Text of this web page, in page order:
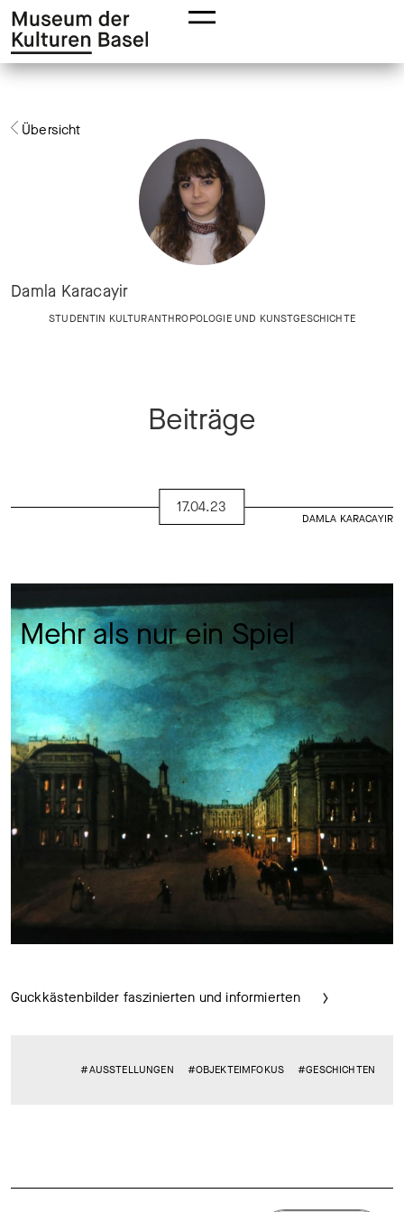
Zur
Hauptnavigation
springen
Zum
Hauptinhalt
springen
Übersicht
Damla Karacayir
STUDENTIN KULTURANTHROPOLOGIE UND KUNSTGESCHICHTE
Beiträge
DAMLA KARACAYIR
17.04.23
Mehr als nur ein Spiel
Guckkästenbilder faszinierten und informierten
#AUSSTELLUNGEN #OBJEKTEIMFOKUS #GESCHICHTEN